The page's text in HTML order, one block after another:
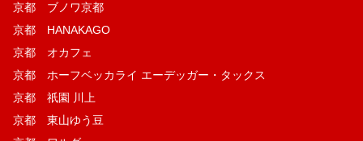
京都 ブノワ京都
京都 HANAKAGO
京都 オカフェ
京都 ホーフベッカライ エーデッガー・タックス
京都 祇園 川上
京都 東山ゆう豆